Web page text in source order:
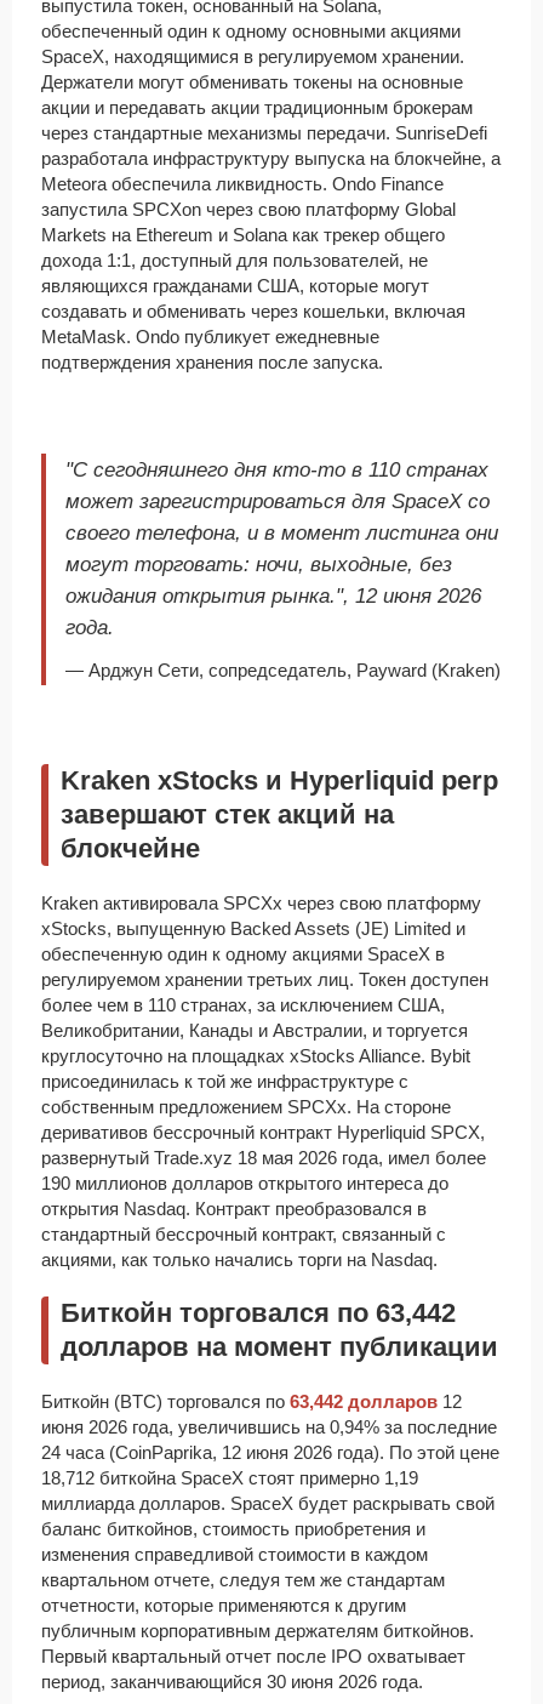
выпустила токен, основанный на Solana,
обеспеченный один к одному основными акциями
SpaceX, находящимися в регулируемом хранении.
Держатели могут обменивать токены на основные
акции и передавать акции традиционным брокерам
через стандартные механизмы передачи. SunriseDefi
разработала инфраструктуру выпуска на блокчейне, а
Meteora обеспечила ликвидность. Ondo Finance
запустила SPCXon через свою платформу Global
Markets на Ethereum и Solana как трекер общего
дохода 1:1, доступный для пользователей, не
являющихся гражданами США, которые могут
создавать и обменивать через кошельки, включая
MetaMask. Ondo публикует ежедневные
подтверждения хранения после запуска.
"С сегодняшнего дня кто-то в 110 странах
может зарегистрироваться для SpaceX со
своего телефона, и в момент листинга они
могут торговать: ночи, выходные, без
ожидания открытия рынка.", 12 июня 2026
года.
— Арджун Сети, сопредседатель, Payward (Kraken)
Kraken xStocks и Hyperliquid perp
завершают стек акций на
блокчейне
Kraken активировала SPCXx через свою платформу
xStocks, выпущенную Backed Assets (JE) Limited и
обеспеченную один к одному акциями SpaceX в
регулируемом хранении третьих лиц. Токен доступен
более чем в 110 странах, за исключением США,
Великобритании, Канады и Австралии, и торгуется
круглосуточно на площадках xStocks Alliance. Bybit
присоединилась к той же инфраструктуре с
собственным предложением SPCXx. На стороне
деривативов бессрочный контракт Hyperliquid SPCX,
развернутый Trade.xyz 18 мая 2026 года, имел более
190 миллионов долларов открытого интереса до
открытия Nasdaq. Контракт преобразовался в
стандартный бессрочный контракт, связанный с
акциями, как только начались торги на Nasdaq.
Биткойн торговался по 63,442
долларов на момент публикации
Биткойн (BTC) торговался по 63,442 долларов 12
июня 2026 года, увеличившись на 0,94% за последние
24 часа (CoinPaprika, 12 июня 2026 года). По этой цене
18,712 биткойна SpaceX стоят примерно 1,19
миллиарда долларов. SpaceX будет раскрывать свой
баланс биткойнов, стоимость приобретения и
изменения справедливой стоимости в каждом
квартальном отчете, следуя тем же стандартам
отчетности, которые применяются к другим
публичным корпоративным держателям биткойнов.
Первый квартальный отчет после IPO охватывает
период, заканчивающийся 30 июня 2026 года.